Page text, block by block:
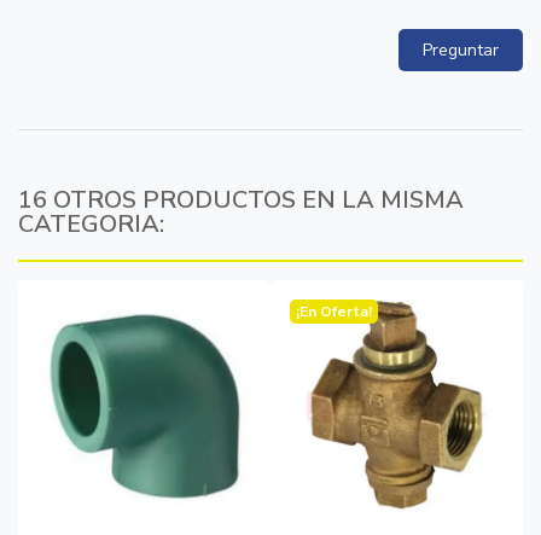
Preguntar
16 OTROS PRODUCTOS EN LA MISMA
CATEGORIA:
¡En Oferta!